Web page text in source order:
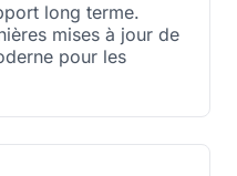
long terme.
mises à jour de
pour les